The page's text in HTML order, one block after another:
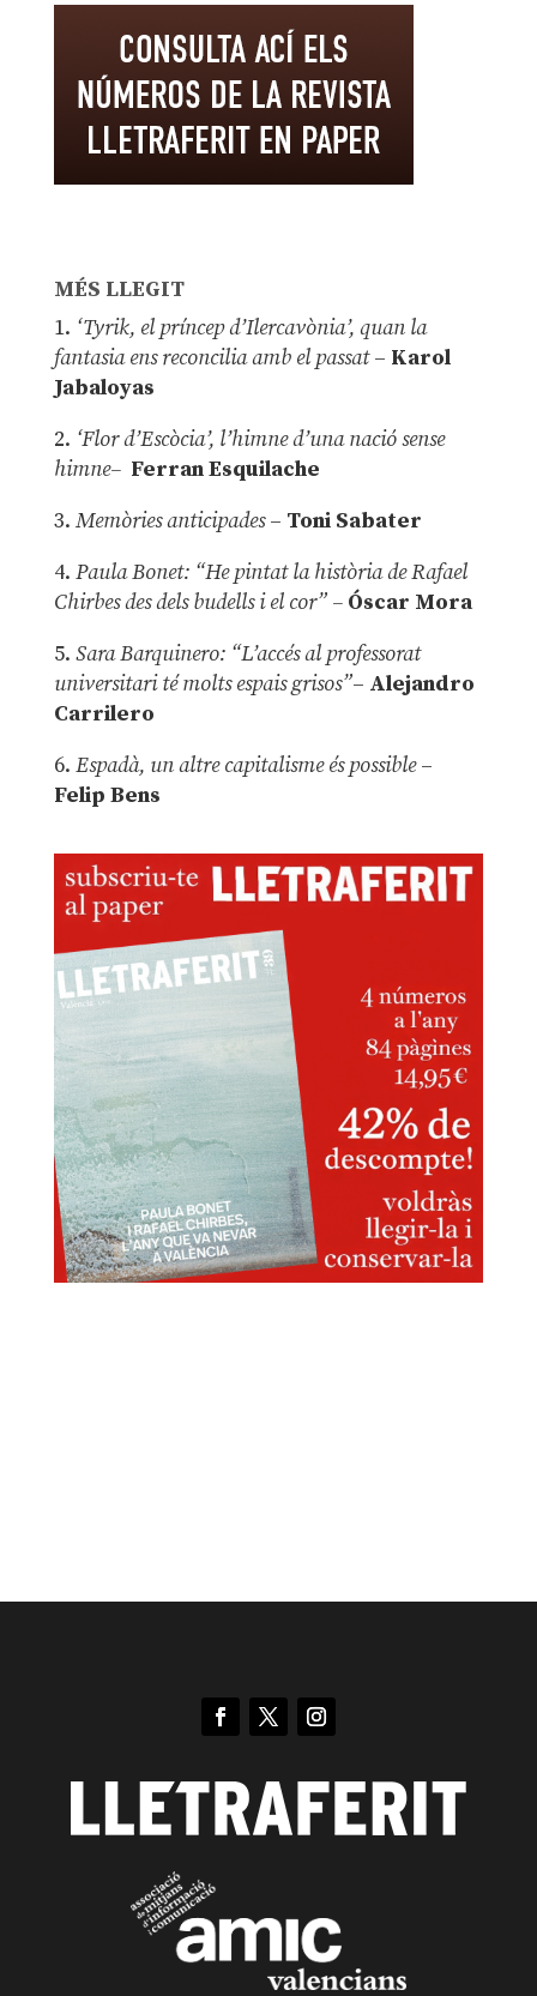
MÉS LLEGIT
1. ‘Tyrik, el príncep d’Ilercavònia’, quan la
fantasia ens reconcilia amb el passat– Karol
Jabaloyas
2. ‘Flor d’Escòcia’, l’himne d’una nació sense
himne– Ferran Esquilache
3. Memòries anticipades– Toni Sabater
4. Paula Bonet: “He pintat la història de Rafael
Chirbes des dels budells i el cor” –Óscar Mora
5. Sara Barquinero: “L’accés al professorat
universitari té molts espais grisos”– Alejandro
Carrilero
6. Espadà, un altre capitalisme és possible –
Felip Bens